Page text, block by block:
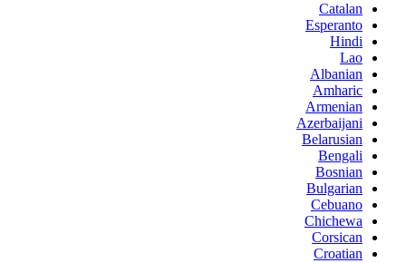
Catalan
Esperanto
Hindi
Lao
Albanian
Amharic
Armenian
Azerbaijani
Belarusian
Bengali
Bosnian
Bulgarian
Cebuano
Chichewa
Corsican
Croatian